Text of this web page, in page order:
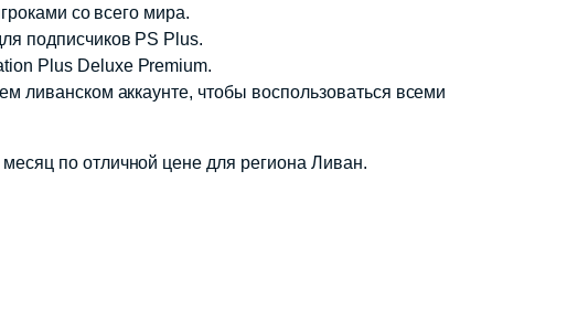
со всего мира.
подписчиков PS Plus.
Plus Deluxe Premium.
ливанском аккаунте, чтобы воспользоваться всеми
по отличной цене для региона Ливан.